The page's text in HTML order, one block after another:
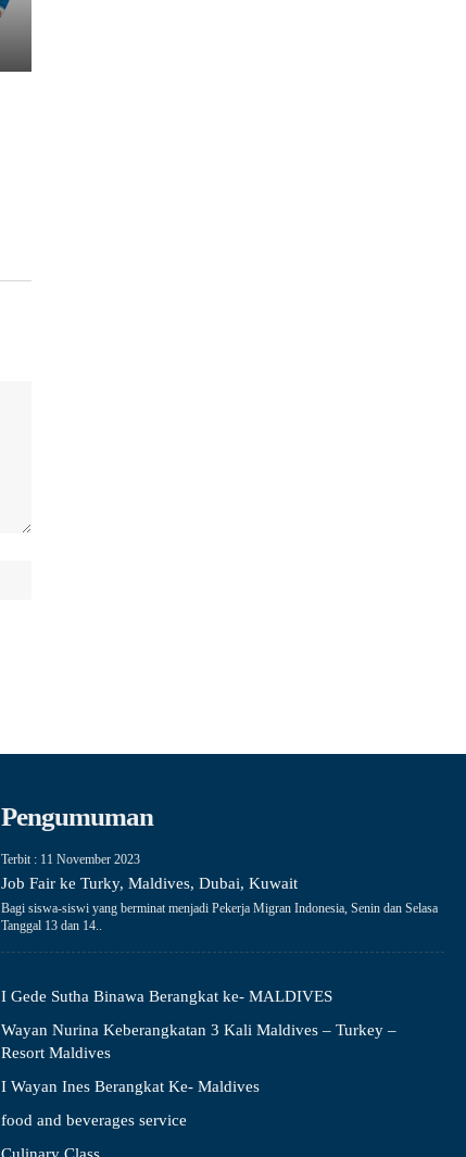
Pengumuman
Terbit : 11 November 2023
Job Fair ke Turky, Maldives, Dubai, Kuwait
Bagi siswa-siswi yang berminat menjadi Pekerja Migran Indonesia, Senin dan Selasa
Tanggal 13 dan 14..
I Gede Sutha Binawa Berangkat ke- MALDIVES
Wayan Nurina Keberangkatan 3 Kali Maldives – Turkey –
Resort Maldives
I Wayan Ines Berangkat Ke- Maldives
food and beverages service